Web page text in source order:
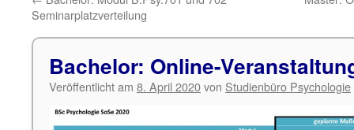
Seminarplatzverteilung
Bachelor: Online-
Veröffentlicht am 8. April 2020von Studienbüro Psychologie